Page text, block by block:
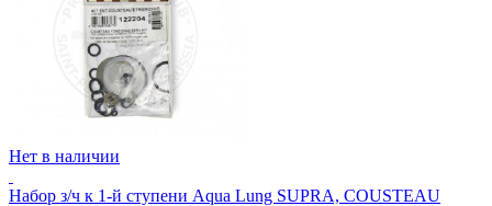
Нет в наличии
Набор з/ч к 1-й ступени Aqua Lung SUPRA, COUSTEAU